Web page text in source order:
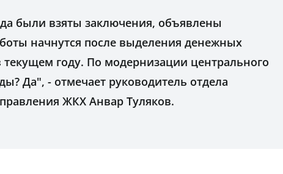
были взяты заключения, объявлены
начнутся после выделения денежных
текущем году. По модернизации центрального
Да", - отмечает руководитель отдела
ЖКХ Анвар Туляков.